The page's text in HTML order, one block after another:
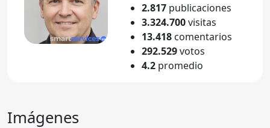
2.817 publicaciones
3.324.700visitas
13.418 comentarios
292.529votos
4.2 promedio
Imágenes